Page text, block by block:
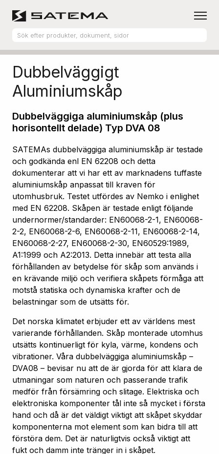
Produktsortiment Aluminiumskåp
Dubbelväggigt
Aluminiumskåp
Dubbelväggiga aluminiumskåp (plus
horisontellt delade) Typ DVA 08
SATEMAs dubbelväggiga aluminiumskåp är testade
och godkända enl EN 62208 och detta
dokumenterar att vi har ett av marknadens tuffaste
aluminiumskåp anpassat till kraven för
utomhusbruk. Testet utfördes av Nemko i enlighet
med EN 62208. Skåpen är testade enligt följande
undernormer/standarder: EN60068-2-1, EN60068-
2-2, EN60068-2-6, EN60068-2-11, EN60068-2-14,
EN60068-2-27, EN60068-2-30, EN60529:1989,
A1:1999 och A2:2013. Detta innebär att testa alla
förhållanden av betydelse för skåp som används i
en krävande miljö och verifiera skåpets förmåga att
motstå statiska och dynamiska krafter och de
belastningar som de utsätts för.
Det norska klimatet erbjuder ett av världens mest
varierande förhållanden. Skåp monterade utomhus
utsätts kontinuerligt för kyla, värme, kondens och
vibrationer. Våra dubbelväggiga aluminiumskåp –
DVA08 – bevisar nu att de är gjorda för att klara de
utmaningar som naturen och passerande trafik
medför från försämring och slitage. Elektriska och
elektroniska komponenter tål inte så mycket i första
hand och då är det väldigt viktigt att skåpet skyddar
komponenterna mot element som kan bidra till att
förstöra dem. Det är naturligtvis också viktigt att
fukt och damm inte tränger in i skåpet.